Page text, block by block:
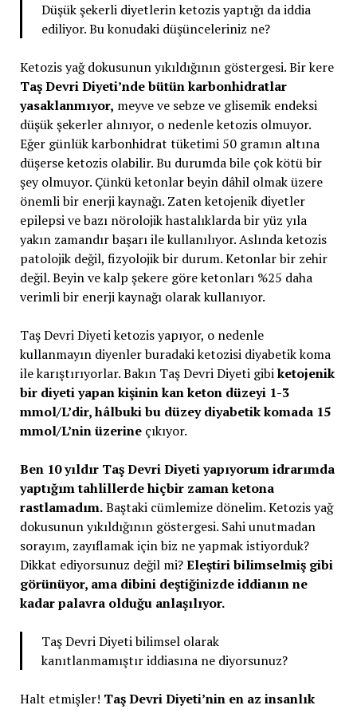
Düşük şekerli diyetlerin ketozis yaptığı da iddia
ediliyor. Bu konudaki düşünceleriniz ne?
Ketozis yağ dokusunun yıkıldığının göstergesi. Bir kere
Taş Devri Diyeti’nde bütün karbonhidratlar
yasaklanmıyor, meyve ve sebze ve glisemik endeksi
düşük şekerler alınıyor, o nedenle ketozis olmuyor.
Eğer günlük karbonhidrat tüketimi 50 gramın altına
düşerse ketozis olabilir. Bu durumda bile çok kötü bir
şey olmuyor. Çünkü ketonlar beyin dâhil olmak üzere
önemli bir enerji kaynağı. Zaten ketojenik diyetler
epilepsi ve bazı nörolojik hastalıklarda bir yüz yıla
yakın zamandır başarı ile kullanılıyor. Aslında ketozis
patolojik değil, fizyolojik bir durum. Ketonlar bir zehir
değil. Beyin ve kalp şekere göre ketonları %25 daha
verimli bir enerji kaynağı olarak kullanıyor.
Taş Devri Diyeti ketozis yapıyor, o nedenle
kullanmayın diyenler buradaki ketozisi diyabetik koma
ile karıştırıyorlar. Bakın Taş Devri Diyeti gibiketojenik
bir diyeti yapan kişinin kan keton düzeyi 1-3
mmol/L’dir, hâlbuki bu düzey diyabetik komada 15
mmol/L’nin üzerineçıkıyor.
Ben 10 yıldır Taş Devri Diyeti yapıyorum idrarımda
yaptığım tahlillerde hiçbir zaman ketona
rastlamadım.Baştaki cümlemize dönelim. Ketozis yağ
dokusunun yıkıldığının göstergesi. Sahi unutmadan
sorayım, zayıflamak için biz ne yapmak istiyorduk?
Dikkat ediyorsunuz değil mi?Eleştiri bilimselmiş gibi
görünüyor, ama dibini deştiğinizde iddianın ne
kadar palavra olduğu anlaşılıyor.
Taş Devri Diyeti bilimsel olarak
kanıtlanmamıştır iddiasına ne diyorsunuz?
Halt etmişler! Taş Devri Diyeti’nin en az insanlık